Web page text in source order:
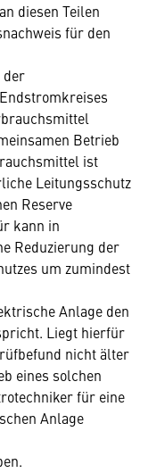
diesen Teilen
für den
der
Betrieb
ist
Leitungsschutz
Reserve
kann in
Reduzierung der
um zumindest
Anlage den
Liegt hierfür
nicht älter
eines solchen
für eine
Anlage